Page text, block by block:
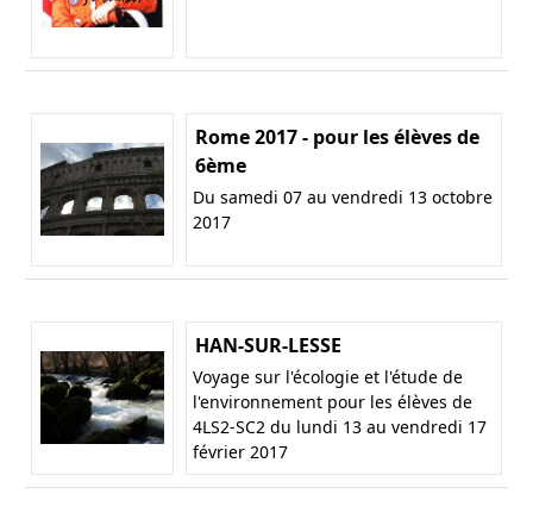
Rome 2017 - pour les élèves de
6ème
Du samedi 07 au vendredi 13 octobre
2017
HAN-SUR-LESSE
Voyage sur l'écologie et l'étude de
l'environnement pour les élèves de
4LS2-SC2 du lundi 13 au vendredi 17
février 2017